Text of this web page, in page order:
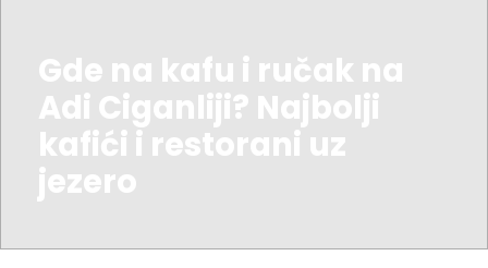
Gde na kafu i ručak na
Adi Ciganliji? Najbolji
kafići i restorani uz
jezero